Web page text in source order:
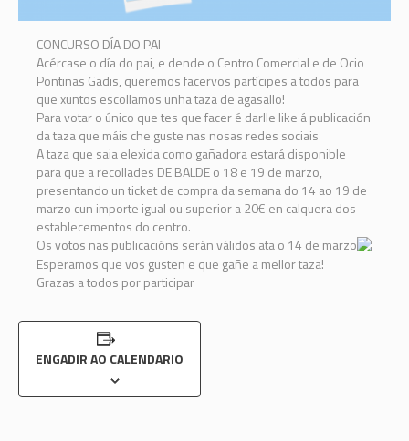
CONCURSO DÍA DO PAI
Acércase o día do pai, e dende o Centro Comercial e de Ocio
Pontiñas Gadis, queremos facervos partícipes a todos para
que xuntos escollamos unha taza de agasallo!
Para votar o único que tes que facer é darlle like á publicación
da taza que máis che guste nas nosas redes sociais
A taza que saia elexida como gañadora estará disponible
para que a recollades DE BALDE o 18 e 19 de marzo,
presentando un ticket de compra da semana do 14 ao 19 de
marzo cun importe igual ou superior a 20€ en calquera dos
establecementos do centro.
Os votos nas publicacións serán válidos ata o 14 de marzo
Esperamos que vos gusten e que gañe a mellor taza!
Grazas a todos por participar
ENGADIR AO CALENDARIO